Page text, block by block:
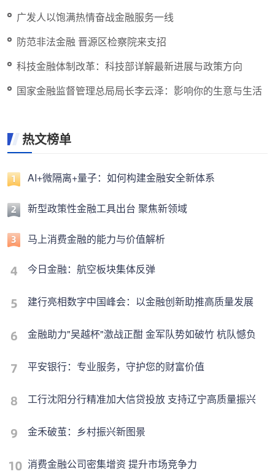
新空间
广发人以饱满热情奋战金融服务一线
防范非法金融 晋源区检察院来支招
科技金融体制改革：科技部详解最新进展与政策方向
国家金融监督管理总局局长李云泽：影响你的生意与生活
热文榜单
AI+微隔离+量子：如何构建金融安全新体系
新型政策性金融工具出台 聚焦新领域
马上消费金融的能力与价值解析
今日金融：航空板块集体反弹
建行亮相数字中国峰会：以金融创新助推高质量发展
金融助力"吴越杯"激战正酣 金军队势如破竹 杭队憾负
平安银行：专业服务，守护您的财富价值
工行沈阳分行精准加大信贷投放 支持辽宁高质量振兴
金禾破茧：乡村振兴新图景
消费金融公司密集增资 提升市场竞争力